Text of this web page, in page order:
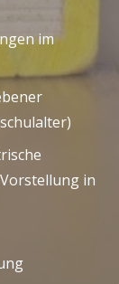
im
in